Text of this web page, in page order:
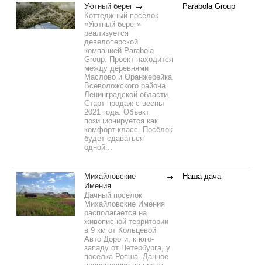
Уютный берег
Коттеджный посёлок
«Уютный берег»
реализуется
девелоперской
компанией Parabola
Group. Проект находится
между деревнями
Маслово и Оранжерейка
Всеволожского района
Ленинградской области.
Старт продаж с весны
2021 года. Объект
позиционируется как
комфорт-класс. Посёлок
будет сдаваться
одной...
Parabola Group
Михайловские
Имения
Дачный поселок
Михайловские Имения
располагается на
живописной территории
в 9 км от Кольцевой
Авто Дороги, к юго-
западу от Петербурга, у
посёлка Ропша. Данное
Наша дача